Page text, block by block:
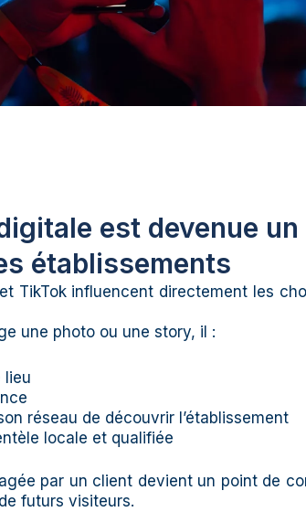
est devenue un
établissements
TikTok influencent directement les
une photo ou une story, il :
lieu
réseau de découvrir l’établissement
locale et qualifiée
par un client devient un point de
futurs visiteurs.